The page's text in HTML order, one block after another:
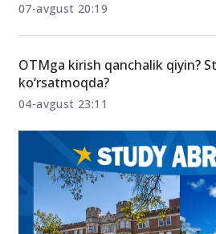
07-avgust 20:19
OTMga kirish qanchalik qiyin?
ko‘rsatmoqda?
04-avgust 23:11